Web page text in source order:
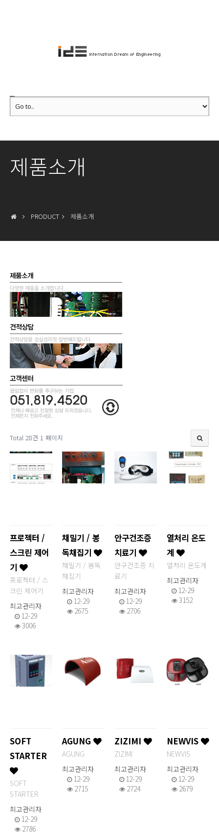
제품소개
PRODUCT 제품소개
Total 28건 1 페이지
프로젝터 /
스크린 제어
기
프로젝터 / 스
크린 제어기
최고관리자
12-29
3006
채밀기 / 봉
독채집기
채밀기 / 봉독
채집기
최고관리자
12-29
2675
안구건조증
치료기
안구건조증 치
료기
최고관리자
12-29
2706
열처리 온도
계
열처리 온도계
최고관리자
12-29
3152
SOFT
STARTER
SOFT
STARTER
최고관리자
12-29
2786
AGUNG
AGUNG
최고관리자
12-29
2715
ZIZIMI
ZIZIMI
최고관리자
12-29
2724
NEWVIS
NEWVIS
최고관리자
12-29
2679